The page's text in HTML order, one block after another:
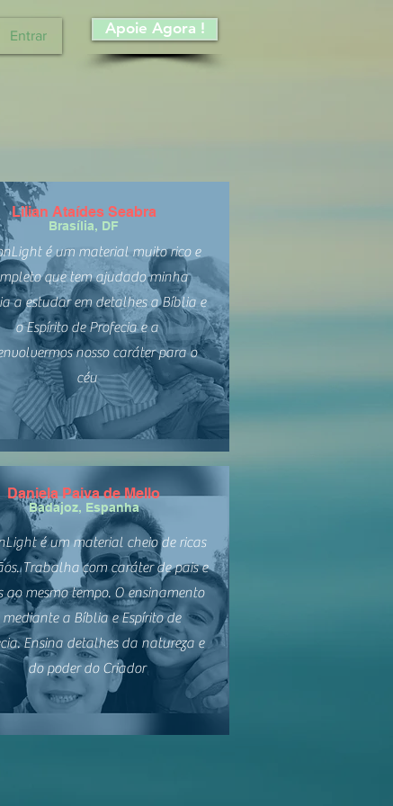
Entrar Apoie Agora !
Lilian Ataídes Seabra
Brasília, DF
é um material muito rico e
que tem ajudado minha
a estudar em detalhes a Bíblia e
o Espírito de Profecia e a
nosso caráter para o
céu
Daniela Paiva de Mello
Badajoz, Espanha
é um material cheio de ricas
Trabalha com caráter de pais e
ao mesmo tempo. O ensinamento
mediante a Bíblia e Espírito de
Ensina detalhes da natureza e
do poder do Criador